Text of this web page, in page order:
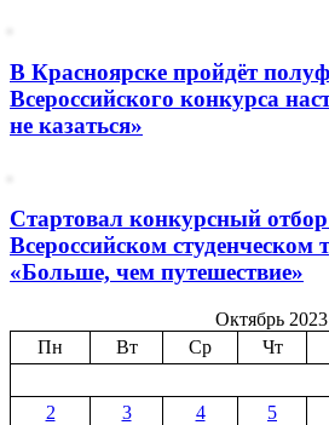
В Красноярске пройдёт
Всероссийского конкурса
не казаться»
Стартовал конкурсный отбор
Всероссийском студенческом
«Больше, чем путешествие»
Октябрь 2023
Пн
Вт Ср Чт
2
3 4 5